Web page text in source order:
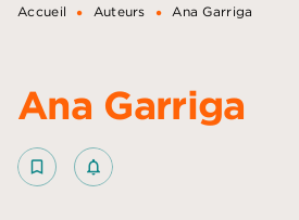
Accueil • Auteurs • Ana Garriga
Ana Garriga
bookmark_border notifications_none_outlined